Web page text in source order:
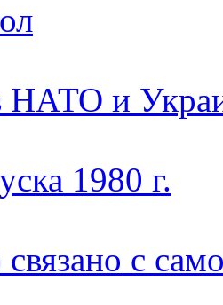
НАТО и
1980 г.
с